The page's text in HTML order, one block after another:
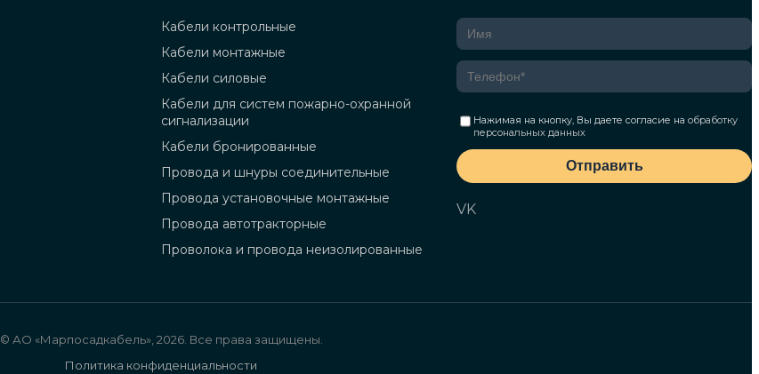
Кабели контрольные
Кабели монтажные
Кабели силовые
Кабели для систем пожарно-охранной
сигнализации
Кабели бронированные
Провода и шнуры соединительные
Провода установочные монтажные
Провода автотракторные
Проволока и провода неизолированные
Нажимая на кнопку, Вы даете согласие на обработку
персональных данных
Отправить
VK
© АО «Марпосадкабель», 2026. Все права защищены.
Политика конфиденциальности